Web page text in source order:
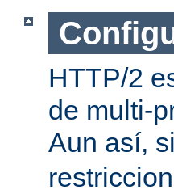
HTTP/2
de multi-
Aun así,